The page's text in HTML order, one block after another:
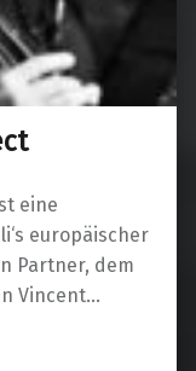
eine
europäischer
Partner, dem
Vincent…